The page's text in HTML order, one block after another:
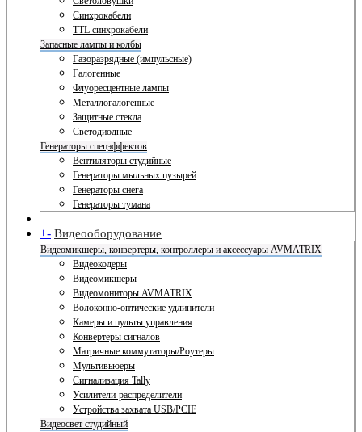
Синхрокабели
TTL синхрокабели
Запасные лампы и колбы
Газоразрядные (импульсные)
Галогенные
Флуоресцентные лампы
Металлогалогенные
Защитные стекла
Светодиодные
Генераторы спецэффектов
Вентиляторы студийные
Генераторы мыльных пузырей
Генераторы снега
Генераторы тумана
+- Видеооборудование
Видеомикшеры, конвертеры, контроллеры и аксессуары AVMATRIX
Видеокодеры
Видеомикшеры
Видеомониторы AVMATRIX
Волоконно-оптические удлинители
Камеры и пульты управления
Конвертеры сигналов
Матричные коммутаторы/Роутеры
Мультивьюеры
Сигнализация Tally
Усилители-распределители
Устройства захвата USB/PCIE
Видеосвет студийный